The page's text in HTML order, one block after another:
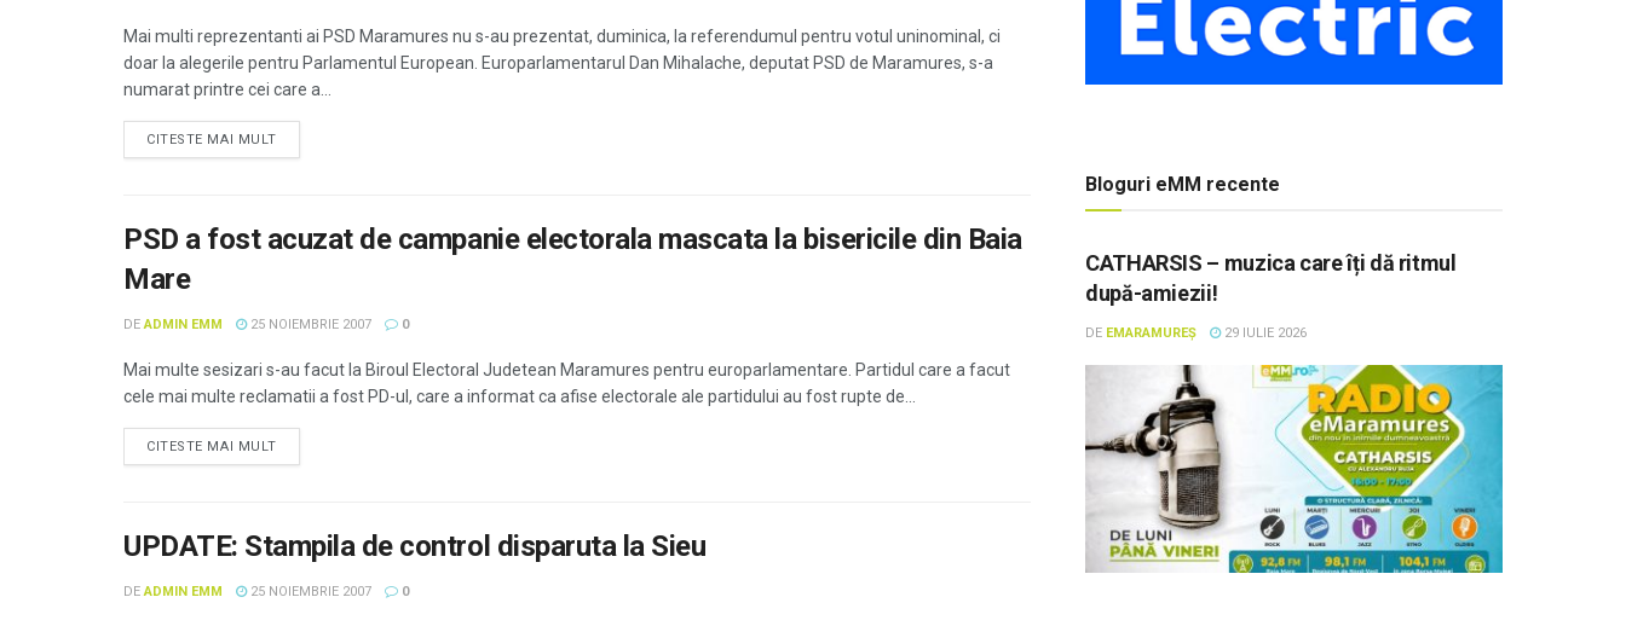
Mai multi reprezentanti ai PSD Maramures nu s-au prezentat, duminica, la referendumul pentru votul uninominal, ci
doar la alegerile pentru Parlamentul European. Europarlamentarul Dan Mihalache, deputat PSD de Maramures, s-a
numarat printre cei care a...
CITESTE MAI MULT
PSD a fost acuzat de campanie electorala mascata la bisericile din Baia
Mare
DE ADMIN EMM 25 NOIEMBRIE 2007 0
Mai multe sesizari s-au facut la Biroul Electoral Judetean Maramures pentru europarlamentare. Partidul care a facut
cele mai multe reclamatii a fost PD-ul, care a informat ca afise electorale ale partidului au fost rupte de...
CITESTE MAI MULT
UPDATE: Stampila de control disparuta la Sieu
DE ADMIN EMM 25 NOIEMBRIE 2007 0
Bloguri eMM recente
CATHARSIS – muzica care îți dă ritmul
după-amiezii!
DE EMARAMUREȘ 29 IULIE 2026